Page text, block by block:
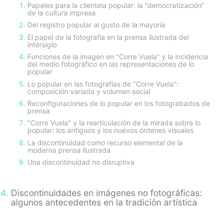
Papeles para la clientela popular: la “democratización”
de la cultura impresa
Del registro popular al gusto de la mayoría
El papel de la fotografía en la prensa ilustrada del
intersiglo
Funciones de la imagen en "Corre Vuela" y la incidencia
del medio fotográfico en las representaciones de lo
popular
Lo popular en las fotografías de "Corre Vuela":
composición variada y volumen social
Reconfiguraciones de lo popular en los fotograbados de
prensa
"Corre Vuela" y la rearticulación de la mirada sobre lo
popular: los antiguos y los nuevos órdenes visuales
La discontinuidad como recurso elemental de la
moderna prensa ilustrada
Una discontinuidad no disruptiva
Discontinuidades en imágenes no fotográficas:
algunos antecedentes en la tradición artística